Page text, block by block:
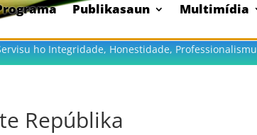
Publikasaun Multimídia
ho Integridade, Honestidade,
Repúblika